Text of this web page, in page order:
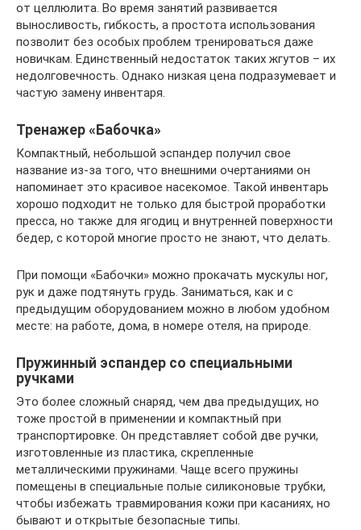
от целлюлита. Во время занятий развивается
выносливость, гибкость, а простота использования
позволит без особых проблем тренироваться даже
новичкам. Единственный недостаток таких жгутов – их
недолговечность. Однако низкая цена подразумевает и
частую замену инвентаря.
Тренажер «Бабочка»
Компактный, небольшой эспандер получил свое
название из-за того, что внешними очертаниями он
напоминает это красивое насекомое. Такой инвентарь
хорошо подходит не только для быстрой проработки
пресса, но также для ягодиц и внутренней поверхности
бедер, с которой многие просто не знают, что делать.
При помощи «Бабочки» можно прокачать мускулы ног,
рук и даже подтянуть грудь. Заниматься, как и с
предыдущим оборудованием можно в любом удобном
месте: на работе, дома, в номере отеля, на природе.
Пружинный эспандер со специальными
ручками
Это более сложный снаряд, чем два предыдущих, но
тоже простой в применении и компактный при
транспортировке. Он представляет собой две ручки,
изготовленные из пластика, скрепленные
металлическими пружинами. Чаще всего пружины
помещены в специальные полые силиконовые трубки,
чтобы избежать травмирования кожи при касаниях, но
бывают и открытые безопасные типы.